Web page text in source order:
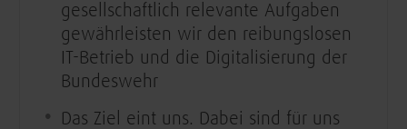
gesellschaftlich relevante Aufgaben
gewährleisten wir den reibungslosen
IT-Betrieb und die Digitalisierung der
Bundeswehr
Das Ziel eint uns. Dabei sind für uns